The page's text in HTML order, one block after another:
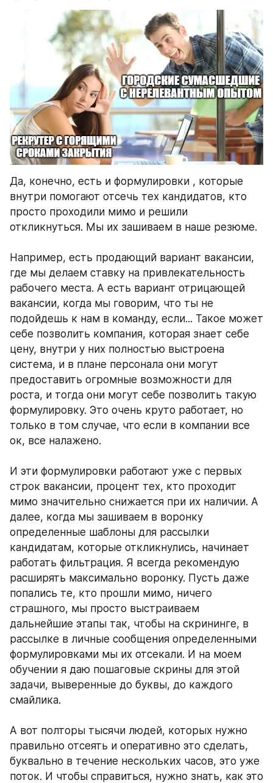
Да, конечно, есть и формулировки , которые
внутри помогают отсечь тех кандидатов, кто
просто проходили мимо и решили
откликнуться. Мы их зашиваем в наше резюме.
Например, есть продающий вариант вакансии,
где мы делаем ставку на привлекательность
рабочего места. А есть вариант отрицающей
вакансии, когда мы говорим, что ты не
подойдешь к нам в команду, если... Такое может
себе позволить компания, которая знает себе
цену, внутри у них полностью выстроена
система, и в плане персонала они могут
предоставить огромные возможности для
роста, и тогда они могут себе позволить такую
формулировку. Это очень круто работает, но
только в том случае, что если в компании все
ок, все налажено.
И эти формулировки работают уже с первых
строк вакансии, процент тех, кто проходит
мимо значительно снижается при их наличии. А
далее, когда мы зашиваем в воронку
определенные шаблоны для рассылки
кандидатам, которые откликнулись, начинает
работать фильтрация. Я всегда рекомендую
расширять максимально воронку. Пусть даже
попались те, кто прошли мимо, ничего
страшного, мы просто выстраиваем
дальнейшие этапы так, чтобы на скрининге, в
рассылке в личные сообщения определенными
формулировками мы их отсекали. И на моем
обучении я даю пошаговые скрины для этой
задачи, выверенные до буквы, до каждого
смайлика.
А вот полторы тысячи людей, которых нужно
правильно отсеять и оперативно это сделать,
буквально в течение нескольких часов, это уже
поток. И чтобы справиться, нужно знать, как это